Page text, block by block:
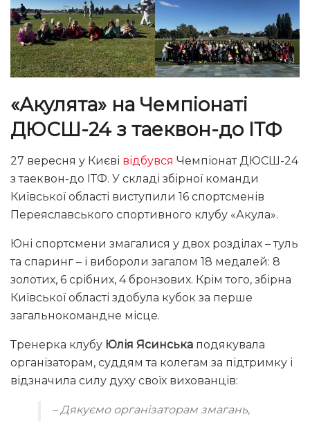
«Акулята» на Чемпіонаті
ДЮСШ-24 з таеквон-до ІТФ
27 вересня у Києві відбувся Чемпіонат ДЮСШ-24
з таеквон-до ІТФ. У складі збірної команди
Київської області виступили 16 спортсменів
Переяславського спортивного клубу «Акула».
Юні спортсмени змагалися у двох розділах – туль
та спаринг – і вибороли загалом 18 медалей: 8
золотих, 6 срібних, 4 бронзових. Крім того, збірна
Київської області здобула кубок за перше
загальнокомандне місце.
Тренерка клубу Юлія Ясинська подякувала
організаторам, суддям та колегам за підтримку і
відзначила силу духу своїх вихованців:
– Дякуємо організаторам змагань,